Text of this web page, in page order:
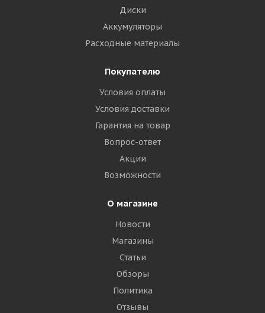
Диски
Аккумуляторы
Расходные материалы
Покупателю
Условия оплаты
Условия доставки
Гарантия на товар
Вопрос-ответ
Акции
Возможности
О магазине
Новости
Магазины
Статьи
Обзоры
Политика
Отзывы